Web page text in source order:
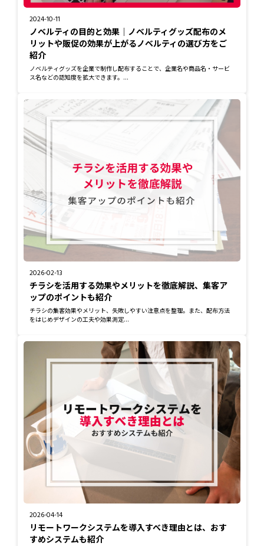
2024-10-11
ノベルティの目的と効果｜ノベルティグッズ配布のメ
リットや販促の効果が上がるノベルティの選び方をご
紹介
ノベルティグッズを企業で制作し配布することで、企業名や商品名・サービ
ス名などの認知度を拡大できます。...
2026-02-13
チラシを活用する効果やメリットを徹底解説、集客ア
ップのポイントも紹介
チラシの集客効果やメリット、失敗しやすい注意点を整理。また、配布方法
をはじめデザインの工夫や効果測定...
2026-04-14
リモートワークシステムを導入すべき理由とは、おす
すめシステムも紹介